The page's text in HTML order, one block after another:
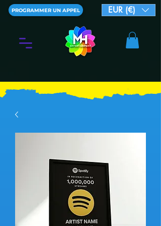
PROGRAMMER UN APPEL EUR (€)